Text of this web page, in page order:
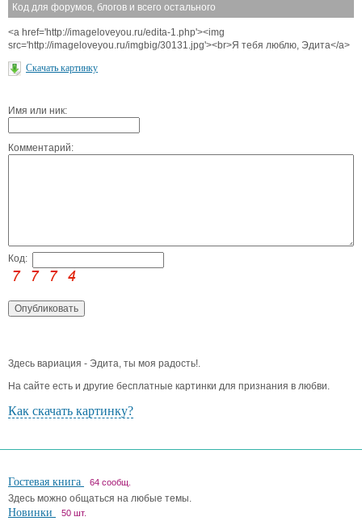
Код для форумов, блогов и всего остального
<a href='http://imageloveyou.ru/edita-1.php'><img
src='http://imageloveyou.ru/imgbig/30131.jpg'><br>Я тебя люблю, Эдита</a>
Скачать картинку
Имя или ник:
Комментарий:
Код:
Здесь вариация - Эдита, ты моя радость!.
На сайте есть и другие бесплатные картинки для признания в любви.
Как скачать картинку?
Гостевая книга 64 сообщ.
Здесь можно общаться на любые темы.
Новинки 50 шт.